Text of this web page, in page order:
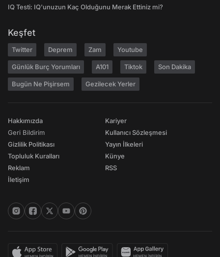
IQ Testi: IQ'unuzun Kaç Olduğunu Merak Ettiniz mi?
Keşfet
Twitter Deprem Zam Youtube
Günlük Burç Yorumları A101 Tiktok Son Dakika
Bugün Ne Pişirsem Gezilecek Yerler
Hakkımızda
Geri Bildirim
Gizlilik Politikası
Topluluk Kuralları
Reklam
İletişim
Kariyer
Kullanıcı Sözleşmesi
Yayın İlkeleri
Künye
RSS